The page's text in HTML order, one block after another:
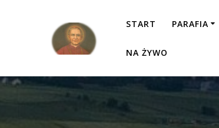
START PARAFIA
NA ŻYWO